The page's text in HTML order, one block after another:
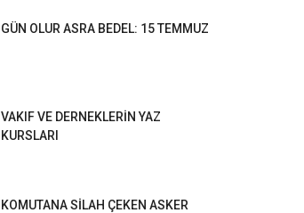
GÜN OLUR ASRA BEDEL: 15 TEMMUZ
VAKIF VE DERNEKLERİN YAZ
KURSLARI
KOMUTANA SİLAH ÇEKEN ASKER